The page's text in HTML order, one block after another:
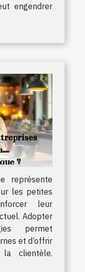
engendrer
?
représente
les petites
leur
Adopter
permet
et d’offrir
clientèle.